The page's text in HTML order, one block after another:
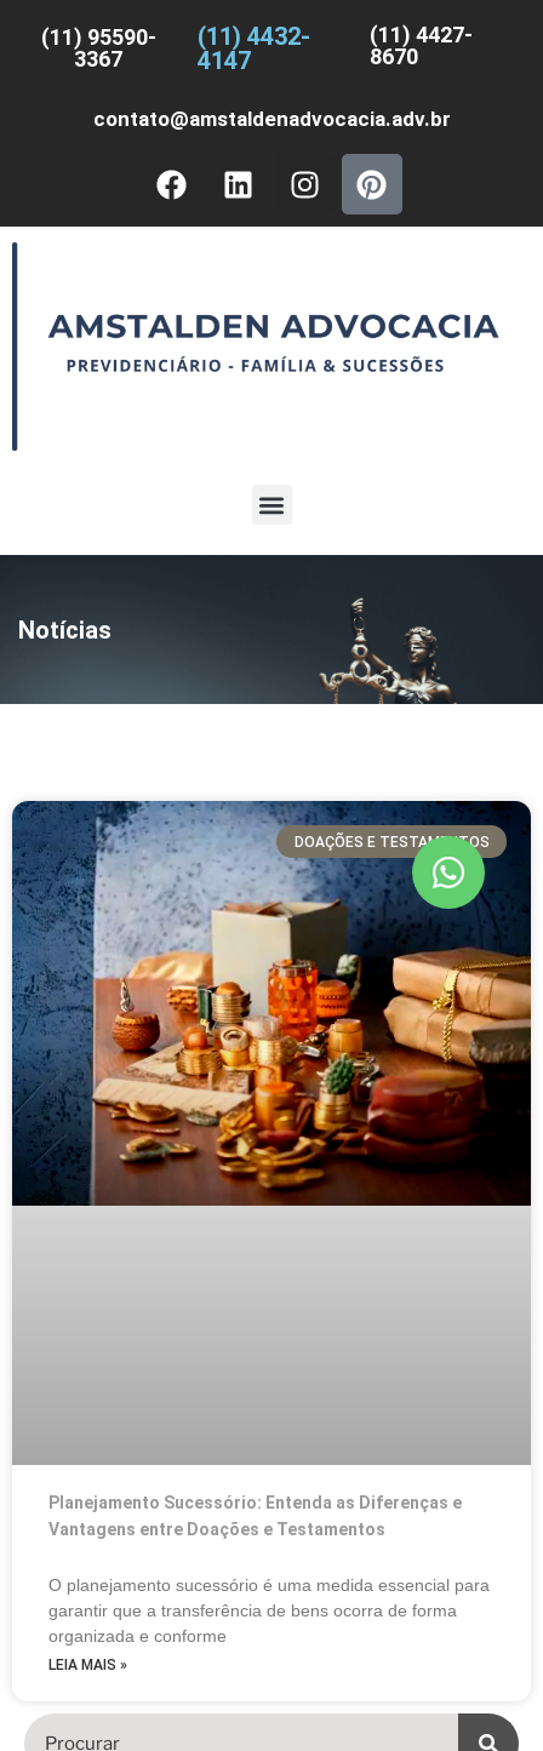
(11) 95590-
3367
(11) 4432-
4147
(11) 4427-
8670
contato@amstaldenadvocacia.adv.br
Notícias
DOAÇÕES E TESTAMENTOS
Planejamento Sucessório: Entenda as Diferenças e
Vantagens entre Doações e Testamentos
O planejamento sucessório é uma medida essencial para
garantir que a transferência de bens ocorra de forma
organizada e conforme
LEIA MAIS »